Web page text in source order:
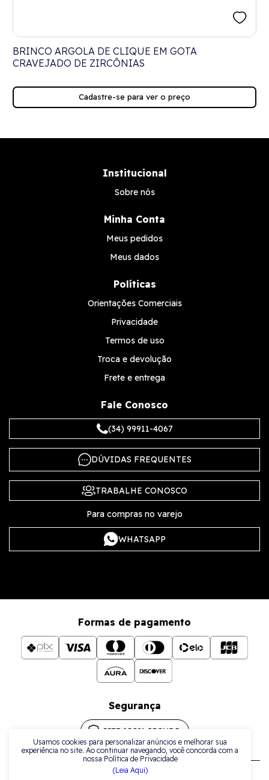
Usamos cookies para personalizar anúncios e melhorar sua
experiência no site. Ao continuar navegando, você concorda com a
nossa Política de Privacidade
(Leia Aqui)
BRINCO ARGOLA DE CLIQUE EM GOTA
CRAVEJADO DE ZIRCÔNIAS
Cadastre-se para ver o preço
Institucional
Sobre nós
Minha Conta
Meus pedidos
Meus dados
Políticas
Orientações Comerciais
Privacidade
Termos de uso
Troca e devolução
Frete e entrega
Fale Conosco
(34) 99911-4067
DÚVIDAS FREQUENTES
TRABALHE CONOSCO
Para compras no varejo
WHATSAPP
Formas de pagamento
Segurança